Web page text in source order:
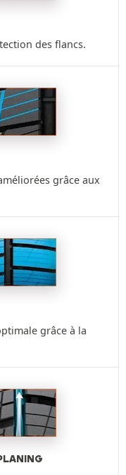
des flancs.
grâce aux
grâce à la